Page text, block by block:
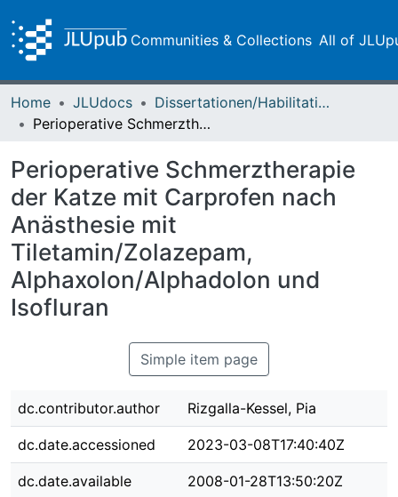
Communities & Collections All of
Home JLUdocs
Dissertationen/Habilitationen
Perioperative Schmerztherapie der Katze mit Carprofen nach Anästhesie mit Tiletamin/Zolazepam, Alphaxolon/Alphadolon und Isofluran
Perioperative Schmerztherapie
der Katze mit Carprofen nach
Anästhesie mit
Tiletamin/Zolazepam,
Alphaxolon/Alphadolon und
Isofluran
Simple item page
dc.contributor.author Rizgalla-Kessel, Pia
dc.date.accessioned 2023-03-08T17:40:40Z
dc.date.available 2008-01-28T13:50:20Z